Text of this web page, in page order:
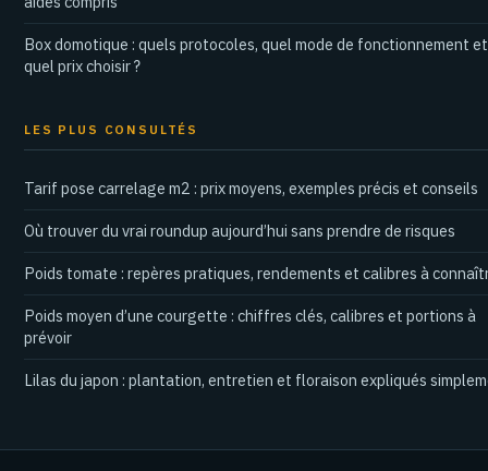
Box domotique : quels protocoles, quel mode de fonctionnement et
quel prix choisir ?
LES PLUS CONSULTÉS
Tarif pose carrelage m2 : prix moyens, exemples précis et conseils
Où trouver du vrai roundup aujourd’hui sans prendre de risques
Poids tomate : repères pratiques, rendements et calibres à
Poids moyen d’une courgette : chiffres clés, calibres et portions à
prévoir
Lilas du japon : plantation, entretien et floraison expliqués